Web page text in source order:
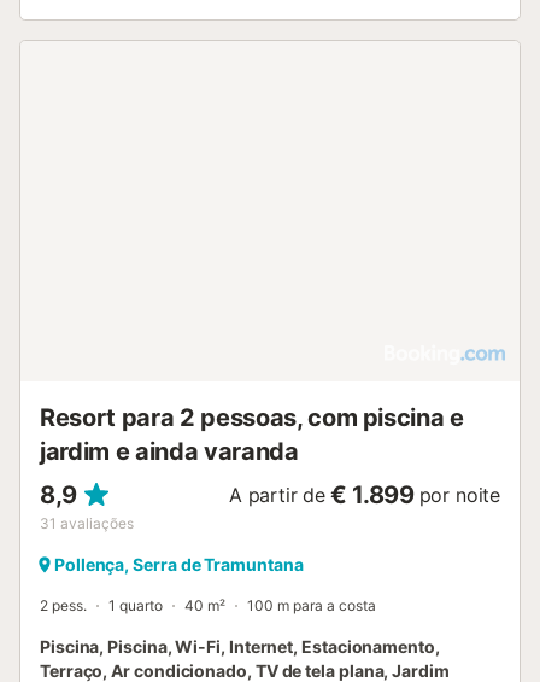
Resort para 2 pessoas, com piscina e
jardim e ainda varanda
8,9
31 avaliações
A partir de € 1.899 por noite
Pollença, Serra de Tramuntana
2 pess. 1 quarto 40 m² 100 m para a costa
Piscina, Piscina, Wi-Fi, Internet, Estacionamento,
Terraço, Ar condicionado, TV de tela plana, Jardim